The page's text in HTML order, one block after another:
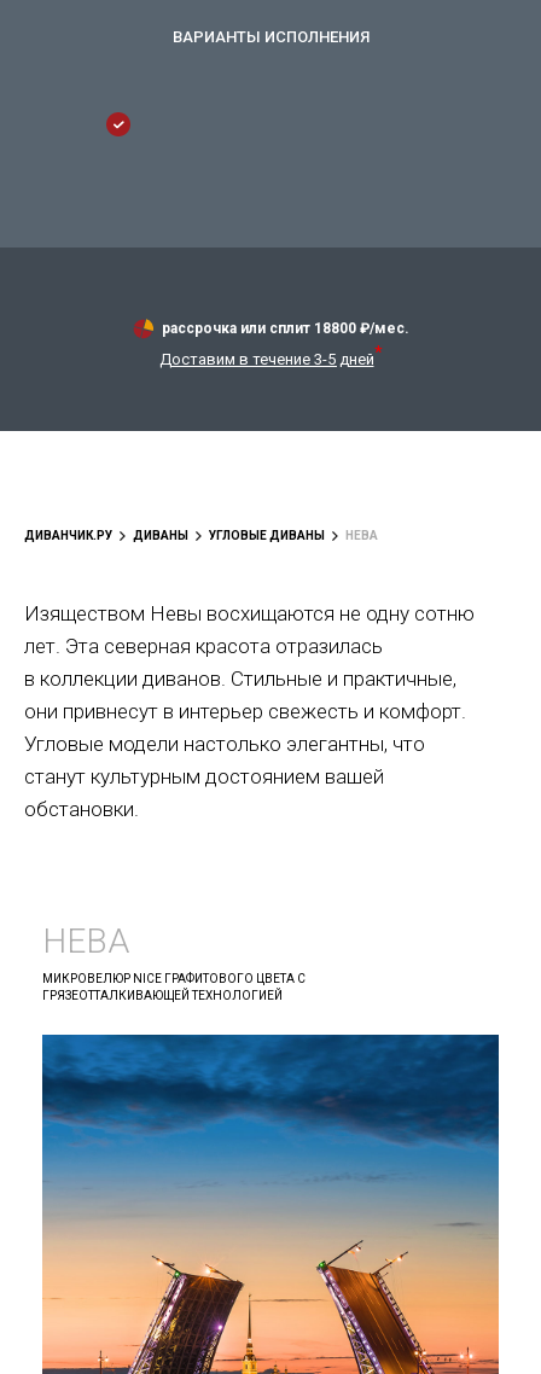
рассрочка или сплит 18800 ₽/мес.
Доставим в течение 3-5 дней*
ДИВАНЧИК.РУ ДИВАНЫ УГЛОВЫЕ ДИВАНЫ НЕВА
Изяществом Невы восхищаются не одну сотню
лет. Эта северная красота отразилась
в коллекции диванов. Стильные и практичные,
они привнесут в интерьер свежесть и комфорт.
Угловые модели настолько элегантны, что
станут культурным достоянием вашей
обстановки.
НЕВА
МИКРОВЕЛЮР NICE ГРАФИТОВОГО ЦВЕТА С
ГРЯЗЕОТТАЛКИВАЮЩЕЙ ТЕХНОЛОГИЕЙ